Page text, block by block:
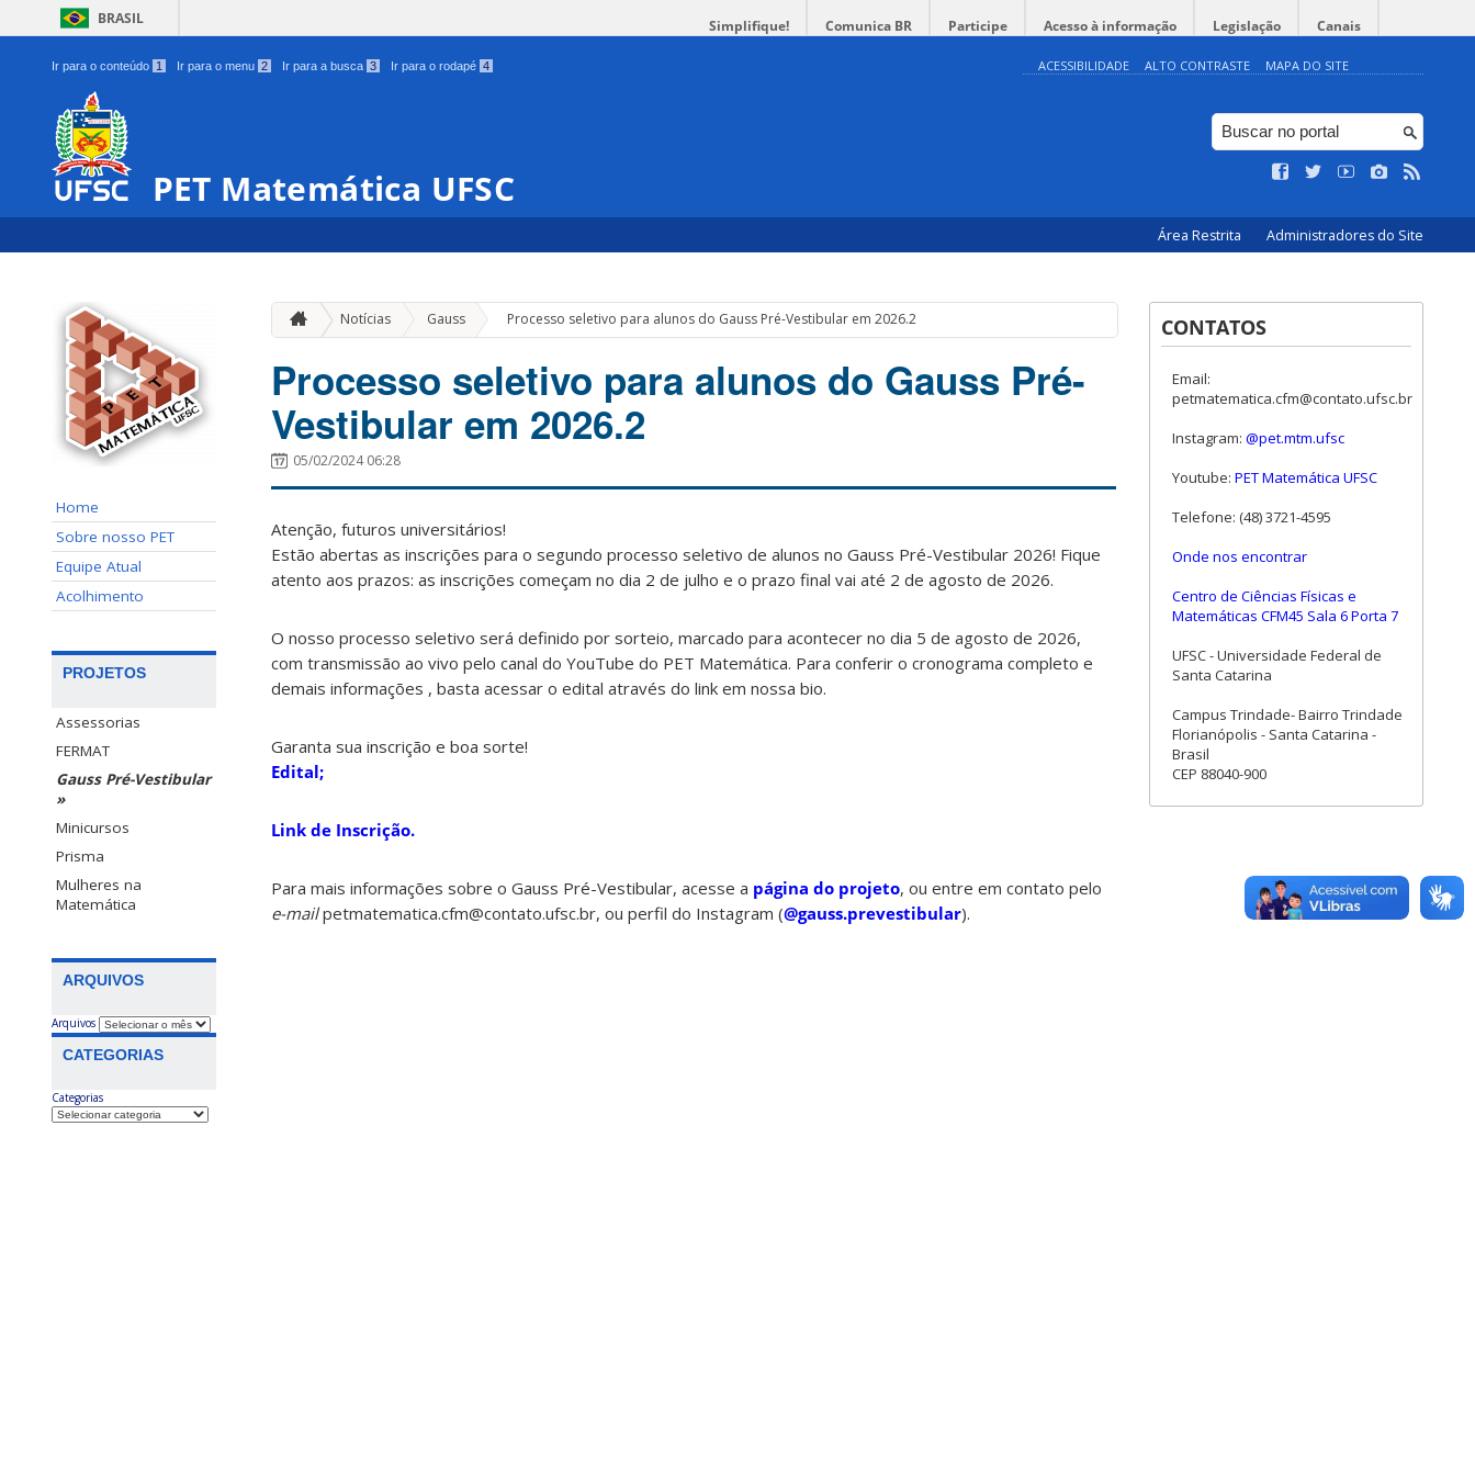
BRASIL Simplifique! Comunica BR Participe Acesso à informação Legislação Canais
Ir para o conteúdo 1 Ir para o menu 2 Ir para a busca 3 Ir para o rodapé 4 ACESSIBILIDADE ALTO CONTRASTE MAPA DO SITE
PET Matemática UFSC
Área Restrita Administradores do Site
Home
Sobre nosso PET
Equipe Atual
Acolhimento
PROJETOS
Assessorias
FERMAT
Gauss Pré-Vestibular
»
Minicursos
Prisma
Mulheres na
Matemática
ARQUIVOS
Arquivos
CATEGORIAS
Categorias
Notícias Gauss » Processo seletivo para alunos do Gauss Pré-Vestibular em 2026.2
Processo seletivo para alunos do Gauss Pré-
Vestibular em 2026.2
05/02/2024 06:28
Atenção, futuros universitários!
Estão abertas as inscrições para o segundo processo seletivo de alunos no Gauss Pré-Vestibular 2026! Fique
atento aos prazos: as inscrições começam no dia 2 de julho e o prazo final vai até 2 de agosto de 2026.
O nosso processo seletivo será definido por sorteio, marcado para acontecer no dia 5 de agosto de 2026,
com transmissão ao vivo pelo canal do YouTube do PET Matemática. Para conferir o cronograma completo e
demais informações , basta acessar o edital através do link em nossa bio.
Garanta sua inscrição e boa sorte!
Edital;
Link de Inscrição.
Para mais informações sobre o Gauss Pré-Vestibular, acesse a página do projeto, ou entre em contato pelo
e-mailpetmatematica.cfm@contato.ufsc.br, ou perfil do Instagram (@gauss.prevestibular).
CONTATOS
Email:
petmatematica.cfm@contato.ufsc.br
Instagram: @pet.mtm.ufsc
Youtube: PET Matemática UFSC
Telefone: (48) 3721-4595
Onde nos encontrar
Centro de Ciências Físicas e
Matemáticas CFM45 Sala 6 Porta 7
UFSC - Universidade Federal de
Santa Catarina
Campus Trindade- Bairro Trindade
Florianópolis - Santa Catarina -
Brasil
CEP 88040-900